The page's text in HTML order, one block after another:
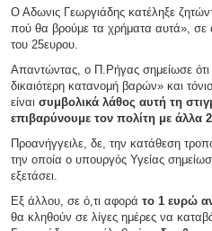
Ο Αδωνις Γεωργιάδης κατέληξε
πού θα βρούμε τα χρήματα αυτά», σε
του 25ευρου.
Απαντώντας, ο Π.Ρήγας σημείωσε ότι
δικαιότερη κατανομή βαρών» και
είναι συμβολικά λάθος αυτή τη
επιβαρύνουμε τον πολίτη με άλλα
Προανήγγειλε, δε, την κατάθεση
την οποία ο υπουργός Υγείας
εξετάσει.
Εξ άλλου, σε ό,τι αφορά το 1 ευρώ
θα κληθούν σε λίγες ημέρες να